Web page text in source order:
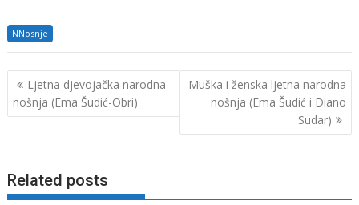
NNosnje
Navigacija
objava
Ljetna djevojačka narodna
nošnja (Ema Šudić-Obri)
Muška i ženska ljetna narodna
nošnja (Ema Šudić i Diano
Sudar)
Related posts